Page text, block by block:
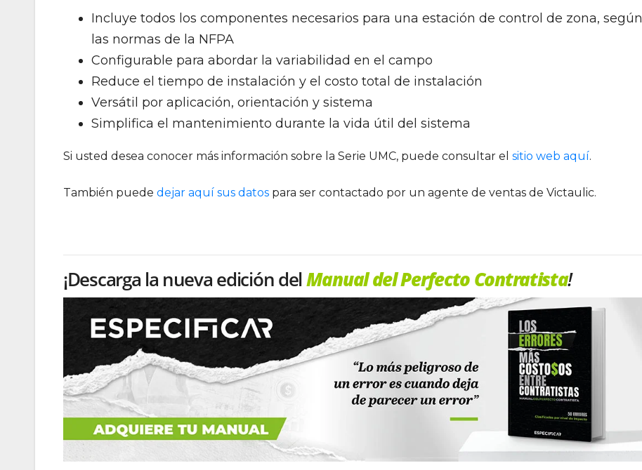
Incluye todos los componentes necesarios para una estación de control de zona, según
las normas de la NFPA
Configurable para abordar la variabilidad en el campo
Reduce el tiempo de instalación y el costo total de instalación
Versátil por aplicación, orientación y sistema
Simplifica el mantenimiento durante la vida útil del sistema
Si usted desea conocer más información sobre la Serie UMC, puede consultar el sitio web aquí.
También puede dejar aquí sus datos para ser contactado por un agente de ventas de Victaulic.
¡Descarga la nueva edición delManual del Perfecto Contratista!